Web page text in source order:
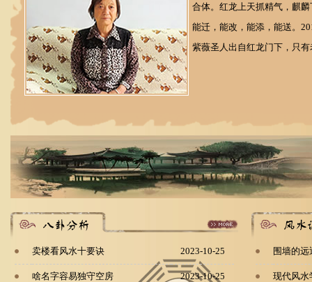
合体。红龙上天抓精气，麒
能迁，能改，能添，能送。
紫薇圣人出自红龙门下，只
卖楼看风水十要诀 2023-10-25
啥名字容易独守空房 2023-10-25
围墙的
现代风水